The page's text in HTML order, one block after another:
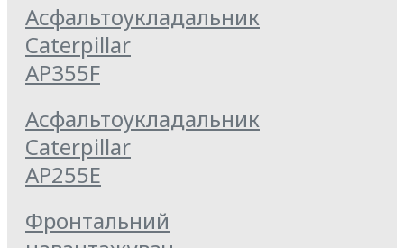
Асфальтоукладальник
Caterpillar
AP355F
Асфальтоукладальник
Caterpillar
AP255E
Фронтальний